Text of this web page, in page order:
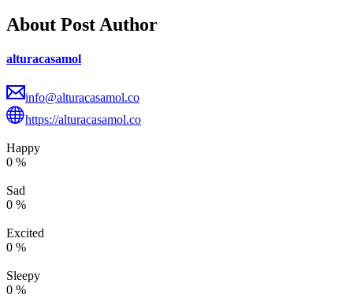
About Post Author
alturacasamol
info@alturacasamol.co
https://alturacasamol.co
Happy
0 %
Sad
0 %
Excited
0 %
Sleepy
0 %